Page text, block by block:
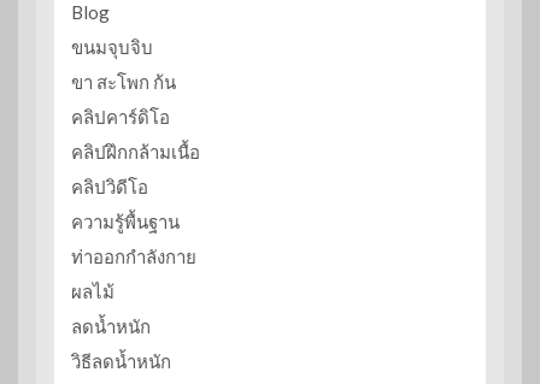
Blog
ขนมจุบจิบ
ขา สะโพก ก้น
คลิปคาร์ดิโอ
คลิปฝึกกล้ามเนื้อ
คลิปวิดีโอ
ความรู้พื้นฐาน
ท่าออกกำลังกาย
ผลไม้
ลดน้ำหนัก
วิธีลดน้ำหนัก